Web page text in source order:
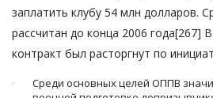
заплатить клубу 54 млн долларов.
рассчитан до конца 2006 года[267]
контракт был расторгнут по
Среди основных целей ОППВ